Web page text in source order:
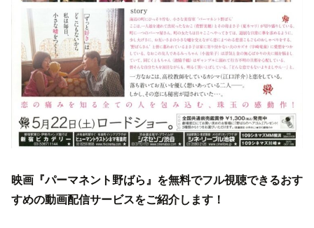
映画『パーマネント野ばら』を無料でフル視聴できるおす
すめの動画配信サービスをご紹介します！